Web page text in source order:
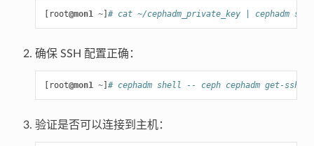
[ root@mon1 ~] # cat ~/cephadm_private_key | cephadm
确保 SSH 配置正确：
[ root@mon1 ~] # cephadm shell -- ceph cephadm get-ssh-
验证是否可以连接到主机：